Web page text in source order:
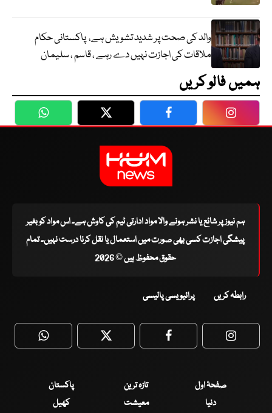
والد کی صحت پر شدید تشویش ہے، پاکستانی حکام
ملاقات کی اجازت نہیں دے رہے ، قاسم ، سلیمان
ہمیں فالو کریں
WhatsApp Twitter Facebook
ہم نیوز پر شائع یا نشر ہونے والا مواد ادارتی ٹیم کی کاوش ہے۔ اس مواد کو بغیر
پیشگی اجازت کسی بھی صورت میں استعمال یا نقل کرنا درست نہیں۔ تمام
حقوق محفوظ ہیں © 2026
رابطہ کریں پرائیویسی پالیسی
WhatsApp Twitter Facebook
صفحۂ اول تازہ ترین
پاکستان
دنیا
معیشت کھیل